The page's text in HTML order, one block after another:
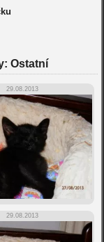
Ostatní
29.08.2013
29.08.2013